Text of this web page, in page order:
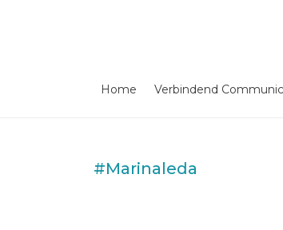
Home Verbindend
#Marinaleda